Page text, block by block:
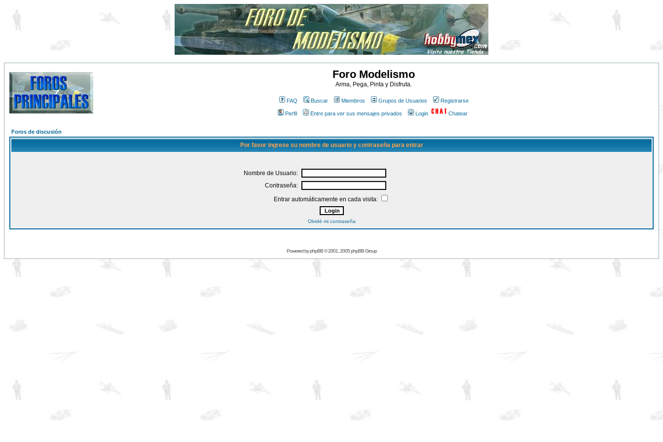
Foro Modelismo
Arma, Pega, Pinta y Disfruta.
FAQ Buscar Miembros Grupos de Usuarios Registrarse
Perfil Entre para ver sus mensajes privados Login Chatear
Foros de discusión
Por favor ingrese su nombre de usuario y contraseña para entrar
Nombre de Usuario:
Contraseña:
Entrar automáticamente en cada visita:
Olvidé mi contraseña
Powered byphpBB© 2001, 2005 phpBB Group